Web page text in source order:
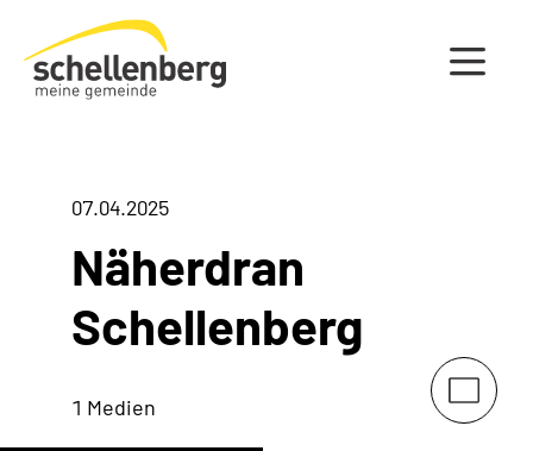
Gemeinde Schellenberg Startseite
07.04.2025
Näherdran
Schellenberg
1 Medien